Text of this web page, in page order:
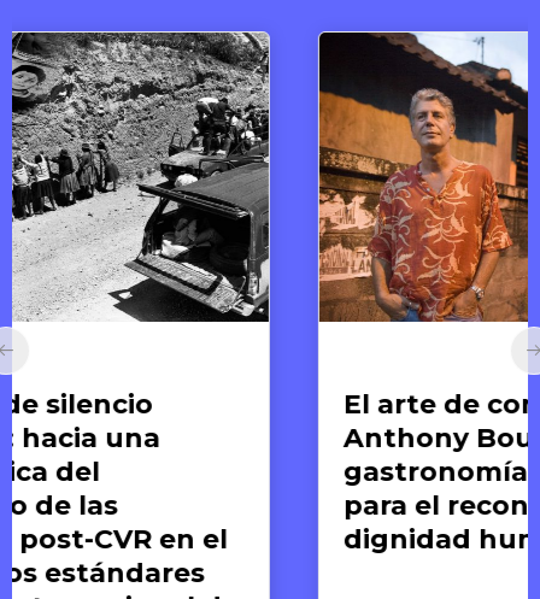
El arte de compartir:
Anthony Bourdain y la
gastronomía como medio
para el reconocimiento de la
dignidad humana